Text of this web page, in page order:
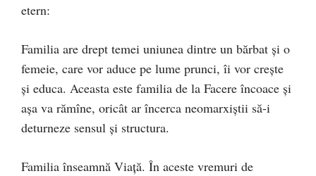
etern:
Familia are drept temei uniunea dintre un bărbat și o
femeie, care vor aduce pe lume prunci, îi vor crește
și educa. Aceasta este familia de la Facere încoace și
așa va rămîne, oricât ar încerca neomarxiștii să-i
deturneze sensul și structura.
Familia înseamnă Viață. În aceste vremuri de